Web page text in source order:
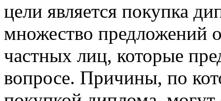
цели является покупка
множество предложений
частных лиц, которые
вопросе. Причины, по